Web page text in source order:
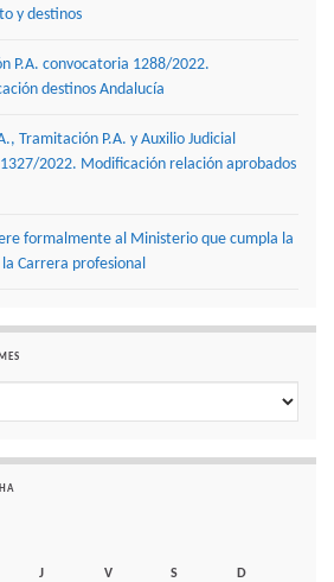
y destinos
P.A. convocatoria 1288/2022.
destinos Andalucía
Tramitación P.A. y Auxilio Judicial
2022. Modificación relación aprobados
formalmente al Ministerio que cumpla la
Carrera profesional
J V S
D